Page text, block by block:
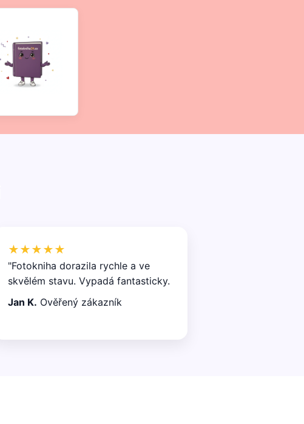
★★★★★
"Fotokniha dorazila rychle a ve
skvělém stavu. Vypadá fantasticky.
Jan K. Ověřený zákazník